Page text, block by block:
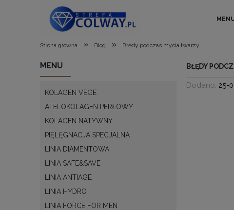
Strona główna » Blog » Błędy podczas mycia twarzy
MENU
KOLAGEN VEGE
ATELOKOLAGEN PERŁOWY
KOLAGEN NATYWNY
PIĘLĘGNACJA SPECJALNA
LINIA DIAMENTOWA
LINIA SAFE&SAVE
LINIA ANTIAGE
LINIA HYDRO
LINIA FORCE FOR MEN
BŁĘDY
Dodano: 25-